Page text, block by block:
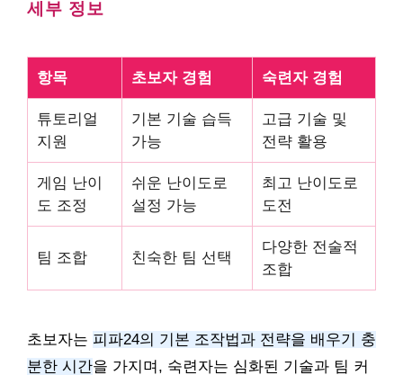
세부 정보
항목 초보자 경험 숙련자 경험
튜토리얼
지원
기본 기술 습득
가능
고급 기술 및
전략 활용
게임 난이
도 조정
쉬운 난이도로
설정 가능
최고 난이도로
도전
팀 조합 친숙한 팀 선택
다양한 전술적
조합
초보자는 피파24의 기본 조작법과 전략을 배우기 충
분한 시간을 가지며, 숙련자는 심화된 기술과 팀 커